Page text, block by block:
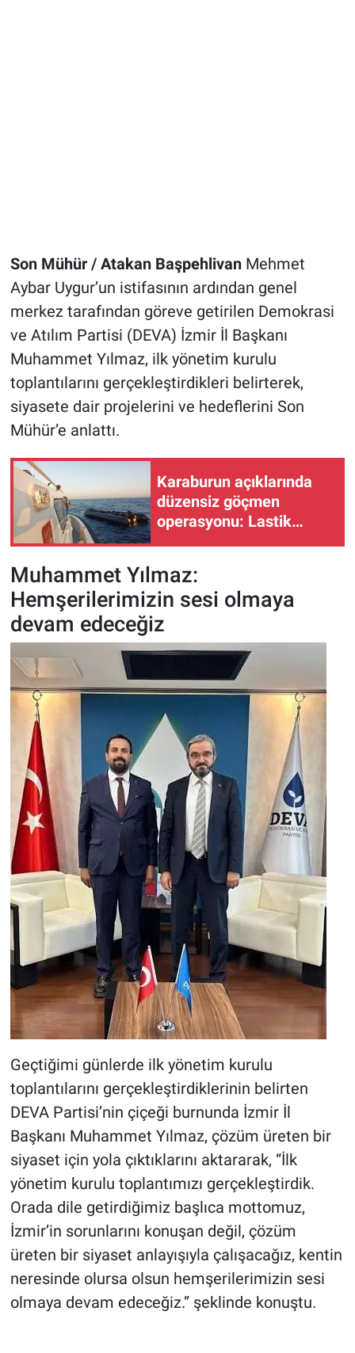
Son Mühür / Atakan Başpehlivan Mehmet
Aybar Uygur’un istifasının ardından genel
merkez tarafından göreve getirilen Demokrasi
ve Atılım Partisi (DEVA) İzmir İl Başkanı
Muhammet Yılmaz, ilk yönetim kurulu
toplantılarını gerçekleştirdikleri belirterek,
siyasete dair projelerini ve hedeflerini Son
Mühür’e anlattı.
Karaburun açıklarında
düzensiz göçmen
operasyonu: Lastik
Muhammet Yılmaz:
Hemşerilerimizin sesi olmaya
devam edeceğiz
Geçtiğimi günlerde ilk yönetim kurulu
toplantılarını gerçekleştirdiklerinin belirten
DEVA Partisi’nin çiçeği burnunda İzmir İl
Başkanı Muhammet Yılmaz, çözüm üreten bir
siyaset için yola çıktıklarını aktararak, “İlk
yönetim kurulu toplantımızı gerçekleştirdik.
Orada dile getirdiğimiz başlıca mottomuz,
İzmir’in sorunlarını konuşan değil, çözüm
üreten bir siyaset anlayışıyla çalışacağız, kentin
neresinde olursa olsun hemşerilerimizin sesi
olmaya devam edeceğiz.” şeklinde konuştu.